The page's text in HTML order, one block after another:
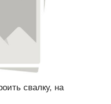
свалку, на